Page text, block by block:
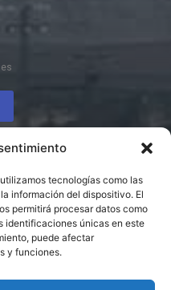
tecnologías como las
información del dispositivo. El
permitirá procesar datos como
identificaciones únicas en este
puede afectar
y funciones.